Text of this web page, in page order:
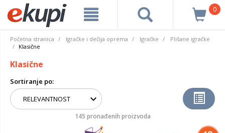
0
Početna stranica Igračke i dečija oprema Igračke
Plišane igračke
Klasične
Klasične
Sortiranje po:
145 pronađenih proizvoda